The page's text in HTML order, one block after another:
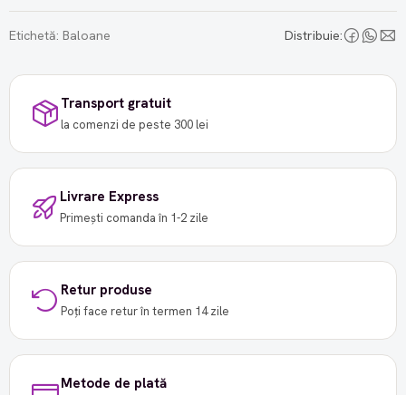
Etichetă: Baloane Distribuie:
Transport gratuit
la comenzi de peste 300 lei
Livrare Express
Primești comanda în 1-2 zile
Retur produse
Poți face retur în termen 14 zile
Metode de plată